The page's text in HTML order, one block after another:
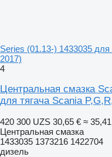
Series (01.13-) 1433035
2017)
4
Центральная смазка
для тягача Scania
420 300 UZS 30,65 € ≈
Центральная смазка
1433035 1373216 1422704
дизель